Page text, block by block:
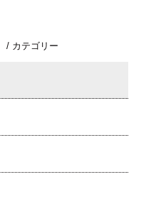
/ カテゴリー